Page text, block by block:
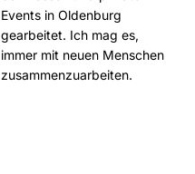
Events in Oldenburg
gearbeitet. Ich mag es,
immer mit neuen Menschen
zusammenzuarbeiten.